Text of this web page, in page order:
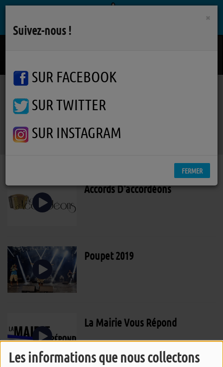
Les informations que nous collectons
Podcasts
Podcasts
Accords D'accordéons
Poupet 2019
La Mairie Vous Répond
×
Suivez-nous !
SUR FACEBOOK
SUR TWITTER
SUR INSTAGRAM
FERMER